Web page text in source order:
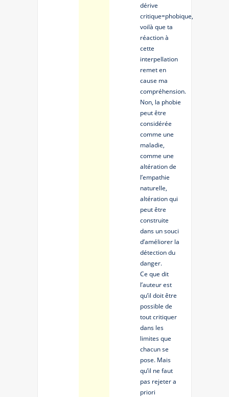
dérive
critique=phobique,
voilà que ta
réaction à
cette
interpellation
remet en
cause ma
compréhension.
Non, la phobie
peut être
considérée
comme une
maladie,
comme une
altération de
l’empathie
naturelle,
altération qui
peut être
construite
dans un souci
d’améliorer la
détection du
danger.
Ce que dit
l’auteur est
qu’il doit être
possible de
tout critiquer
dans les
limites que
chacun se
pose. Mais
qu’il ne faut
pas rejeter a
priori